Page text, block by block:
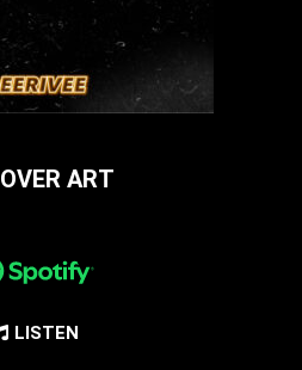
ART
LISTEN